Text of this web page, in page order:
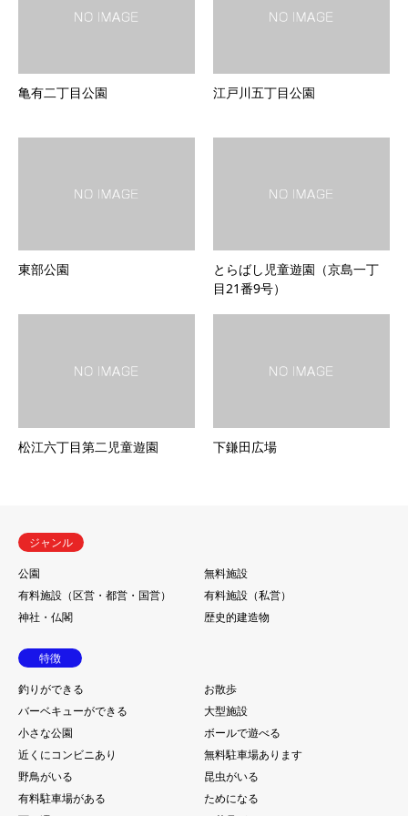
亀有二丁目公園 江戸川五丁目公園
東部公園
とらばし児童遊園（京島一丁
目21番9号）
松江六丁目第二児童遊園 下鎌田広場
ジャンル
公園
無料施設
有料施設（区営・都営・国営）
有料施設（私営）
神社・仏閣
歴史的建造物
特徴
釣りができる
お散歩
バーベキューができる
大型施設
小さな公園
ボールで遊べる
近くにコンビニあり
無料駐車場あります
野鳥がいる
昆虫がいる
有料駐車場がある
ためになる